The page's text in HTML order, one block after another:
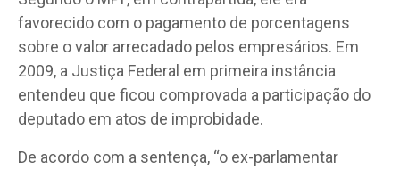
favorecido com o pagamento de porcentagens
sobre o valor arrecadado pelos empresários. Em
2009, a Justiça Federal em primeira instância
entendeu que ficou comprovada a participação do
deputado em atos de improbidade.
De acordo com a sentença, “o ex-parlamentar